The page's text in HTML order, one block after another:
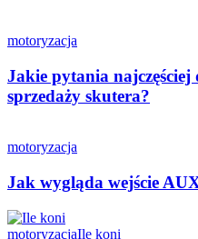
motoryzacja
Jakie pytania
sprzedaży skutera?
motoryzacja
Jak wygląda wejście
motoryzacjaIle koni